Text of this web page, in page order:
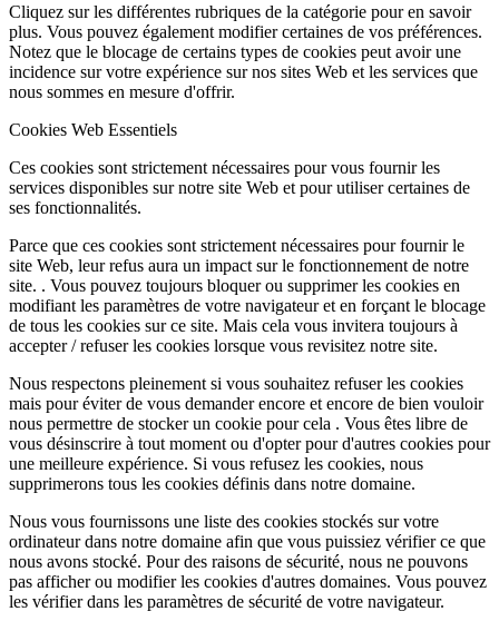
Cliquez sur les différentes rubriques de la catégorie pour en savoir
plus. Vous pouvez également modifier certaines de vos préférences.
Notez que le blocage de certains types de cookies peut avoir une
incidence sur votre expérience sur nos sites Web et les services que
nous sommes en mesure d'offrir.
Cookies Web Essentiels
Ces cookies sont strictement nécessaires pour vous fournir les
services disponibles sur notre site Web et pour utiliser certaines de
ses fonctionnalités.
Parce que ces cookies sont strictement nécessaires pour fournir le
site Web, leur refus aura un impact sur le fonctionnement de notre
site. . Vous pouvez toujours bloquer ou supprimer les cookies en
modifiant les paramètres de votre navigateur et en forçant le blocage
de tous les cookies sur ce site. Mais cela vous invitera toujours à
accepter / refuser les cookies lorsque vous revisitez notre site.
Nous respectons pleinement si vous souhaitez refuser les cookies
mais pour éviter de vous demander encore et encore de bien vouloir
nous permettre de stocker un cookie pour cela . Vous êtes libre de
vous désinscrire à tout moment ou d'opter pour d'autres cookies pour
une meilleure expérience. Si vous refusez les cookies, nous
supprimerons tous les cookies définis dans notre domaine.
Nous vous fournissons une liste des cookies stockés sur votre
ordinateur dans notre domaine afin que vous puissiez vérifier ce que
nous avons stocké. Pour des raisons de sécurité, nous ne pouvons
pas afficher ou modifier les cookies d'autres domaines. Vous pouvez
les vérifier dans les paramètres de sécurité de votre navigateur.